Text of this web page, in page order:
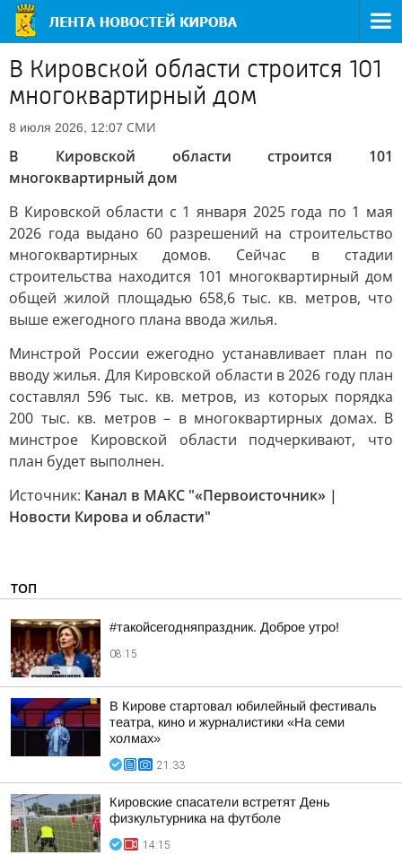
В Кировской области строится 101
многоквартирный дом
8 июля 2026, 12:07 СМИ
В Кировской области строится 101
многоквартирный дом
В Кировской области с 1 января 2025 года по 1 мая
2026 года выдано 60 разрешений на строительство
многоквартирных домов. Сейчас в стадии
строительства находится 101 многоквартирный дом
общей жилой площадью 658,6 тыс. кв. метров, что
выше ежегодного плана ввода жилья.
Минстрой России ежегодно устанавливает план по
вводу жилья. Для Кировской области в 2026 году план
составлял 596 тыс. кв. метров, из которых порядка
200 тыс. кв. метров – в многоквартирных домах. В
минстрое Кировской области подчеркивают, что
план будет выполнен.
Источник: Канал в МАКС "«Первоисточник» |
Новости Кирова и области"
ТОП
#такойсегодняпраздник. Доброе утро!
08:15
В Кирове стартовал юбилейный фестиваль
театра, кино и журналистики «На семи
холмах»
21:33
Кировские спасатели встретят День
физкультурника на футболе
14:15